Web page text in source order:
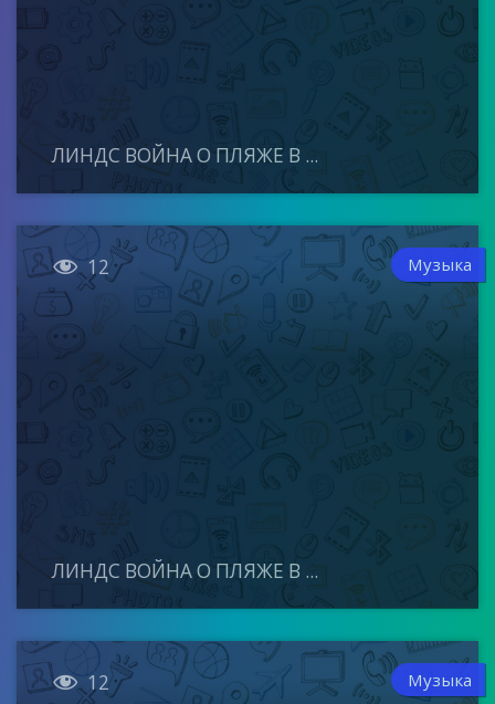
ЛИНДС ВОЙНА О ПЛЯЖЕ В ...
 12 Музыка
ЛИНДС ВОЙНА О ПЛЯЖЕ В ...
 12 Музыка